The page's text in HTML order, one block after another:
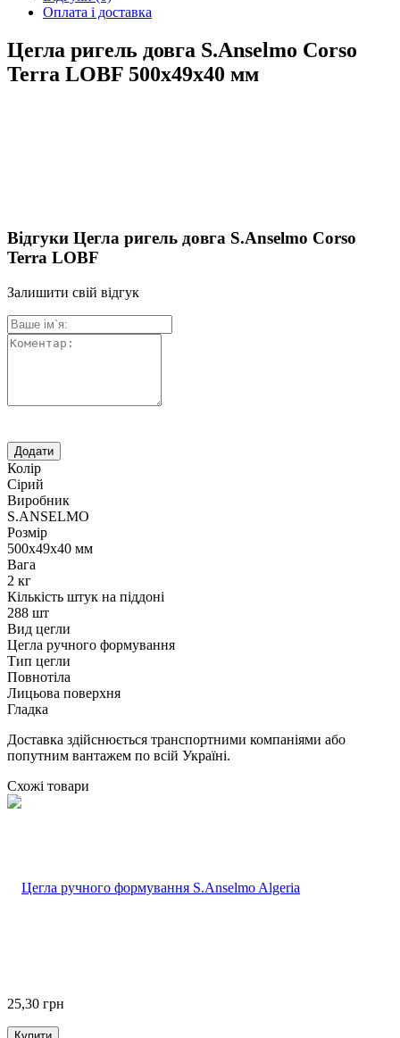
Оплата і доставка
Цегла ригель довга S.Anselmo Corso
Terra LOBF 500х49х40 мм
Відгуки Цегла ригель довга S.Anselmo Corso
Terra LOBF
Залишити свій відгук
Колір
Сірий
Виробник
S.ANSELMO
Розмір
500х49х40 мм
Вага
2 кг
Кількість штук на піддоні
288 шт
Вид цегли
Цегла ручного формування
Тип цегли
Повнотіла
Лицьова поверхня
Гладка
Доставка здійснюється транспортними компаніями або
попутним вантажем по всій Україні.
Схожі товари
25,30 грн